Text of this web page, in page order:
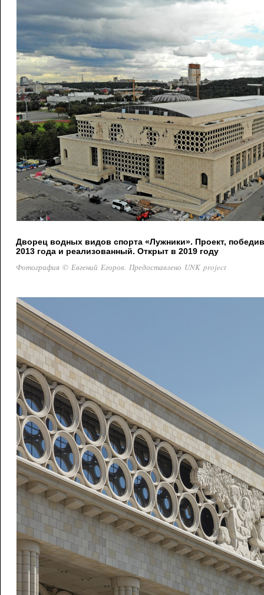
Дворец водных видов спорта «Лужники». Проект,
2013 года и реализованный. Открыт в 2019 году
Фотография © Евгений Егоров. Предоставлено UNK project